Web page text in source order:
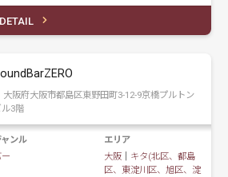
DETAIL
大阪府大阪市都島区東野田町3-12-9京橋プルトン
ル3階
ャンル
エリア
大阪｜
キタ(北区、都島
区、東淀川区、旭区、淀